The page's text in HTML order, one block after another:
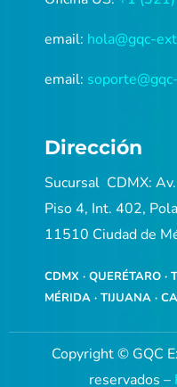
email: hola@gqc-
email:
Dirección
Sucursal CDMX:
Piso 4, Int. 402,
11510 Ciudad de
CDMX · QUERÉTARO ·
MÉRIDA · TIJUANA ·
Copyright © GQC
reservados –